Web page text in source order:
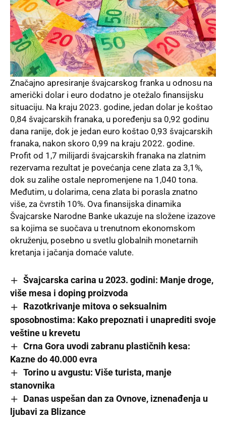
Značajno apresiranje švajcarskog franka u odnosu na
američki dolar i euro dodatno je otežalo finansijsku
situaciju. Na kraju 2023. godine, jedan dolar je koštao
0,84 švajcarskih franaka, u poređenju sa 0,92 godinu
dana ranije, dok je jedan euro koštao 0,93 švajcarskih
franaka, nakon skoro 0,99 na kraju 2022. godine.
Profit od 1,7 milijardi švajcarskih franaka na zlatnim
rezervama rezultat je povećanja cene zlata za 3,1%,
dok su zalihe ostale nepromenjene na 1,040 tona.
Međutim, u dolarima, cena zlata bi porasla znatno
više, za čvrstih 10%. Ova finansijska dinamika
Švajcarske Narodne Banke ukazuje na složene izazove
sa kojima se suočava u trenutnom ekonomskom
okruženju, posebno u svetlu globalnih monetarnih
kretanja i jačanja domaće valute.
Švajcarska carina u 2023. godini: Manje droge,
više mesa i doping proizvoda
Razotkrivanje mitova o seksualnim
sposobnostima: Kako prepoznati i unaprediti svoje
veštine u krevetu
Crna Gora uvodi zabranu plastičnih kesa:
Kazne do 40.000 evra
Torino u avgustu: Više turista, manje
stanovnika
Danas uspešan dan za Ovnove, iznenađenja u
ljubavi za Blizance